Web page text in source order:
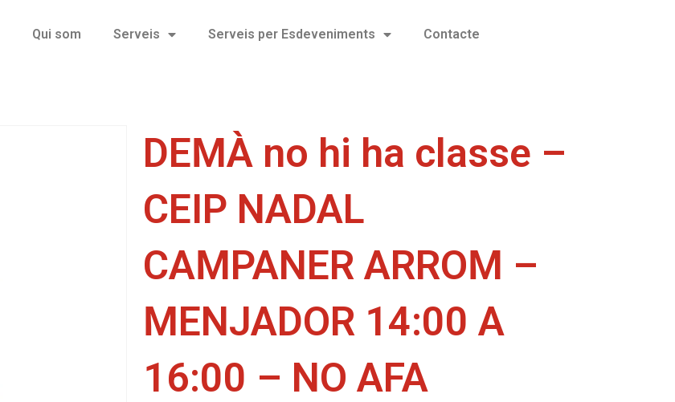
Qui som Serveis Serveis per Esdeveniments Contacte
DEMÀ no hi ha classe –
CEIP NADAL
CAMPANER ARROM –
MENJADOR 14:00 A
16:00 – NO AFA